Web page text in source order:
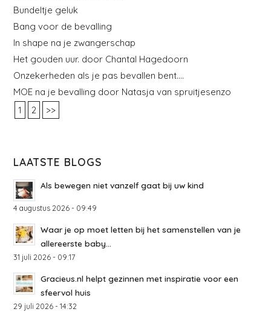
Bundeltje geluk
Bang voor de bevalling
In shape na je zwangerschap
Het gouden uur. door Chantal Hagedoorn
Onzekerheden als je pas bevallen bent….
MOE na je bevalling door Natasja van spruitjesenzo
1
2 >>
LAATSTE BLOGS
Als bewegen niet vanzelf gaat bij uw kind
4 augustus 2026 - 09:49
Waar je op moet letten bij het samenstellen van je
allereerste baby...
31 juli 2026 - 09:17
Gracieus.nl helpt gezinnen met inspiratie voor een
sfeervol huis
29 juli 2026 - 14:32